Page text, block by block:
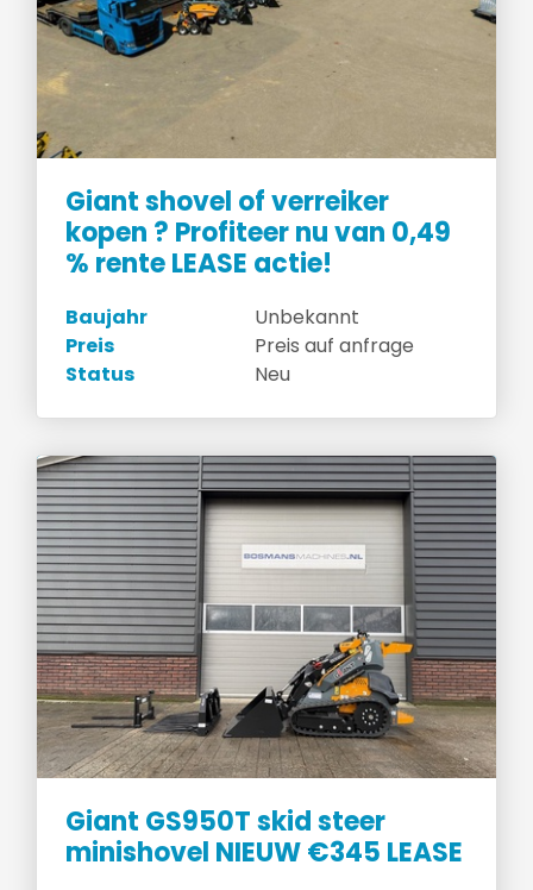
Giant shovel of verreiker
kopen ? Profiteer nu van 0,49
% rente LEASE actie!
Baujahr
Unbekannt
Preis
Preis auf anfrage
Status
Neu
Giant GS950T skid steer
minishovel NIEUW €345 LEASE